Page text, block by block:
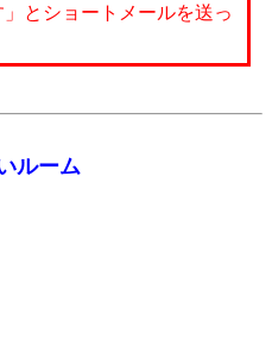
とショートメールを送っ
ルーム